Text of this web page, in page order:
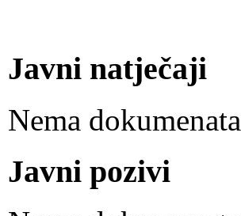
Javni natječaji
Nema dokumenata
Javni pozivi